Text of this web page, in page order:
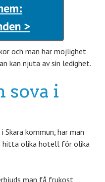
>
och man har möjlighet
kan njuta av sin ledighet.
sova i
kommun, har man
hitta olika hotell för olika
man få frukost,